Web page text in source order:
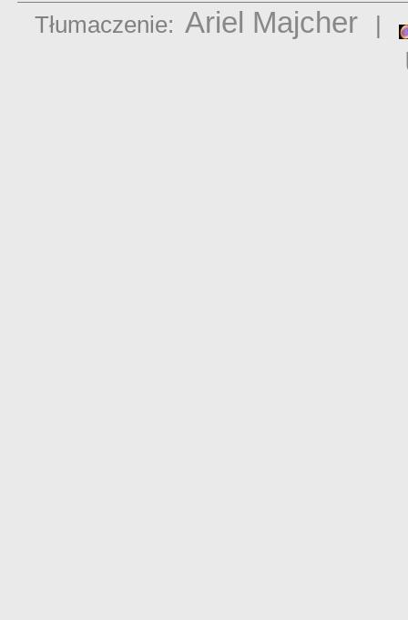
Tłumaczenie: Ariel Majcher |